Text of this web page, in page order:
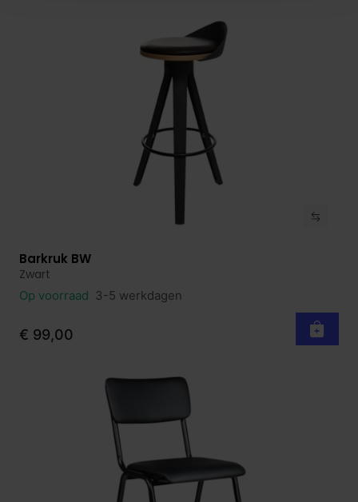
Bekijk product
Barkruk BW
Zwart
Op voorraad 3-5 werkdagen
€ 99,00